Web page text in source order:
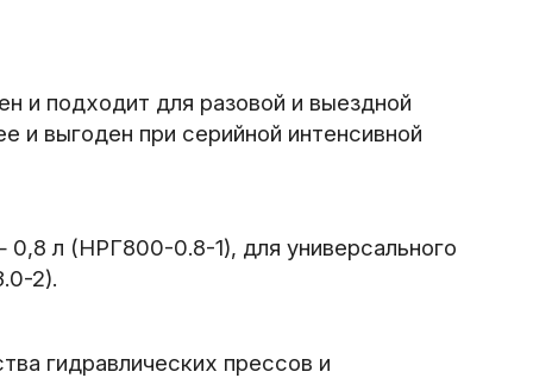
и подходит для разовой и выездной
и выгоден при серийной интенсивной
л (НРГ800-0.8-1), для универсального
2).
гидравлических прессов и